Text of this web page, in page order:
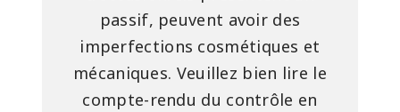
passif, peuvent avoir des
imperfections cosmétiques et
mécaniques. Veuillez bien lire le
compte-rendu du contrôle en